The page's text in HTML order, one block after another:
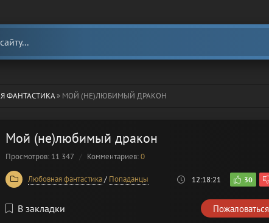
ФАНТАСТИКА» МОЙ (НЕ)ЛЮБИМЫЙ ДРАКОН
Мой (не)любимый дракон
Просмотров: 11 347 Комментариев:0
Любовная фантастика/ Попаданцы 12:18:21 30
В закладки Пожаловаться